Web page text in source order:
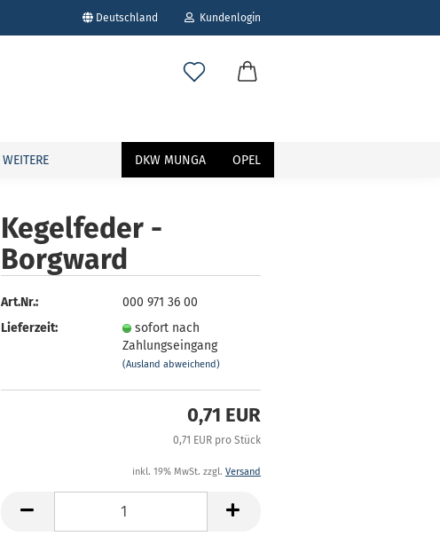
Deutschland Kundenlogin
Konto erstellen
Passwort vergessen?
DKW MUNGA OPEL
WEITERE
Kegelfeder -
Borgward
Art.Nr.:
000 971 36 00
Lieferzeit:
sofort nach
Zahlungseingang
(Ausland abweichend)
0,71 EUR
0,71 EUR pro Stück
inkl. 19% MwSt. zzgl. Versand